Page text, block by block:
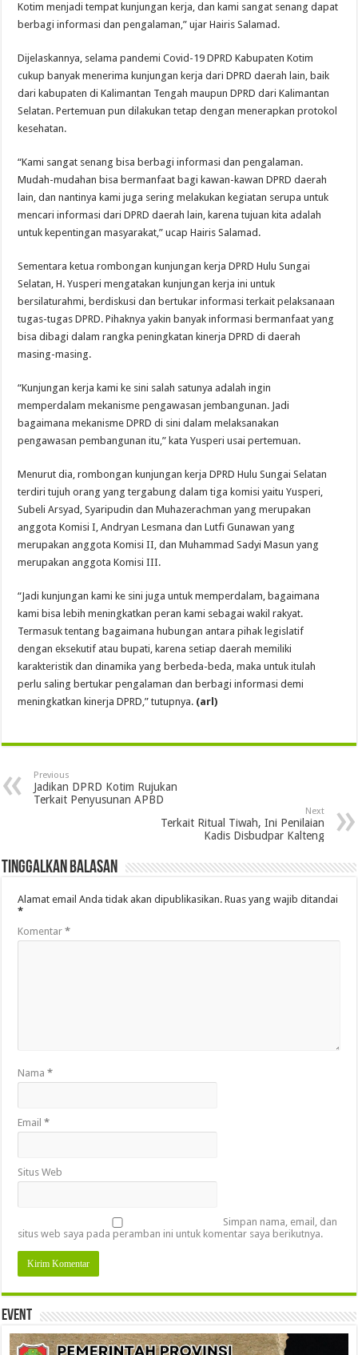
Kotim menjadi tempat kunjungan kerja, dan kami sangat senang dapat
berbagi informasi dan pengalaman,” ujar Hairis Salamad.
Dijelaskannya, selama pandemi Covid-19 DPRD Kabupaten Kotim
cukup banyak menerima kunjungan kerja dari DPRD daerah lain, baik
dari kabupaten di Kalimantan Tengah maupun DPRD dari Kalimantan
Selatan. Pertemuan pun dilakukan tetap dengan menerapkan protokol
kesehatan.
“Kami sangat senang bisa berbagi informasi dan pengalaman.
Mudah-mudahan bisa bermanfaat bagi kawan-kawan DPRD daerah
lain, dan nantinya kami juga sering melakukan kegiatan serupa untuk
mencari informasi dari DPRD daerah lain, karena tujuan kita adalah
untuk kepentingan masyarakat,” ucap Hairis Salamad.
Sementara ketua rombongan kunjungan kerja DPRD Hulu Sungai
Selatan, H. Yusperi mengatakan kunjungan kerja ini untuk
bersilaturahmi, berdiskusi dan bertukar informasi terkait pelaksanaan
tugas-tugas DPRD. Pihaknya yakin banyak informasi bermanfaat yang
bisa dibagi dalam rangka peningkatan kinerja DPRD di daerah
masing-masing.
“Kunjungan kerja kami ke sini salah satunya adalah ingin
memperdalam mekanisme pengawasan jembangunan. Jadi
bagaimana mekanisme DPRD di sini dalam melaksanakan
pengawasan pembangunan itu,” kata Yusperi usai pertemuan.
Menurut dia, rombongan kunjungan kerja DPRD Hulu Sungai Selatan
terdiri tujuh orang yang tergabung dalam tiga komisi yaitu Yusperi,
Subeli Arsyad, Syaripudin dan Muhazerachman yang merupakan
anggota Komisi I, Andryan Lesmana dan Lutfi Gunawan yang
merupakan anggota Komisi II, dan Muhammad Sadyi Masun yang
merupakan anggota Komisi III.
“Jadi kunjungan kami ke sini juga untuk memperdalam, bagaimana
kami bisa lebih meningkatkan peran kami sebagai wakil rakyat.
Termasuk tentang bagaimana hubungan antara pihak legislatif
dengan eksekutif atau bupati, karena setiap daerah memiliki
karakteristik dan dinamika yang berbeda-beda, maka untuk itulah
perlu saling bertukar pengalaman dan berbagi informasi demi
meningkatkan kinerja DPRD,” tutupnya. (arl)
Previous
Jadikan DPRD Kotim Rujukan
Terkait Penyusunan APBD
Next
Terkait Ritual Tiwah, Ini Penilaian
Kadis Disbudpar Kalteng
Tinggalkan Balasan
Alamat email Anda tidak akan dipublikasikan. Ruas yang wajib ditandai
*
Komentar*
Nama*
Email*
Situs Web
Simpan nama, email, dan
situs web saya pada peramban ini untuk komentar saya berikutnya.
Event